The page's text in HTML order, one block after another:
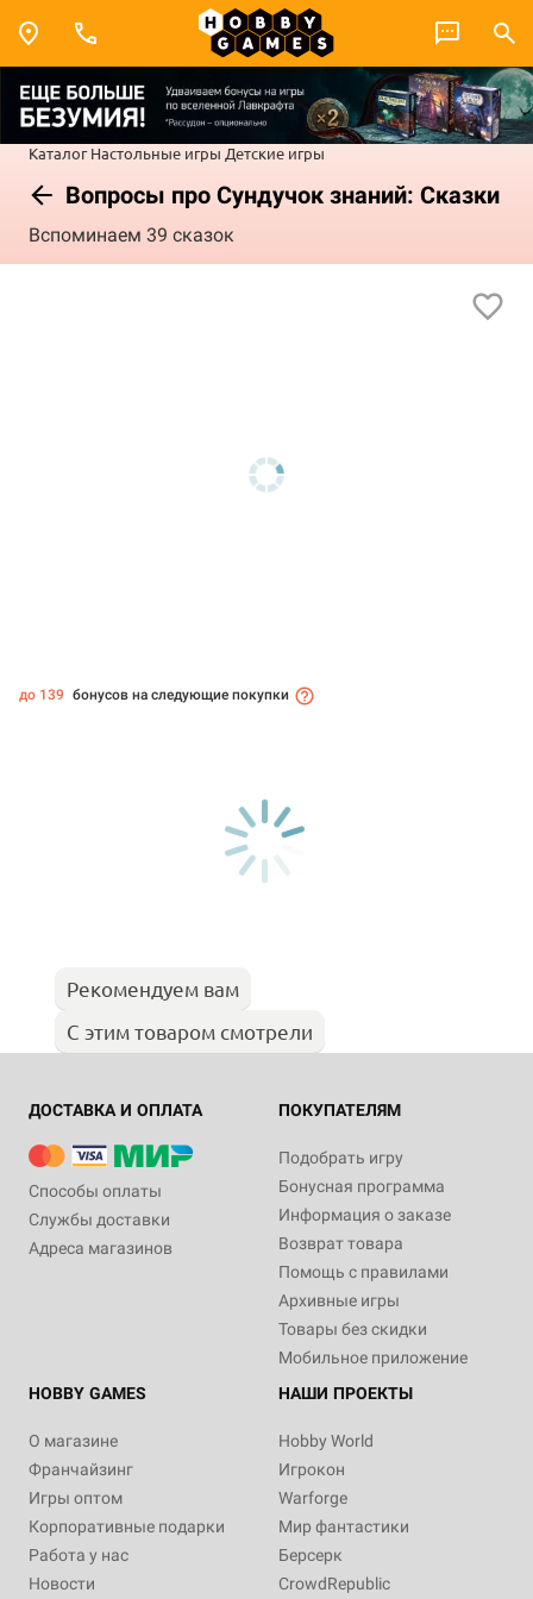
Каталог Настольные игры Детские игры
Вопросы про Сундучок знаний: Сказки
Вспоминаем 39 сказок
до 139 бонусов на следующие покупки
Рекомендуем вам
С этим товаром смотрели
ДОСТАВКА И ОПЛАТА
Способы оплаты
Службы доставки
Адреса магазинов
ПОКУПАТЕЛЯМ
Подобрать игру
Бонусная программа
Информация о заказе
Возврат товара
Помощь с правилами
Архивные игры
Товары без скидки
Мобильное приложение
HOBBY GAMES
О магазине
Франчайзинг
Игры оптом
Корпоративные подарки
Работа у нас
Новости
НАШИ ПРОЕКТЫ
Hobby World
Игрокон
Warforge
Мир фантастики
Берсерк
CrowdRepublic